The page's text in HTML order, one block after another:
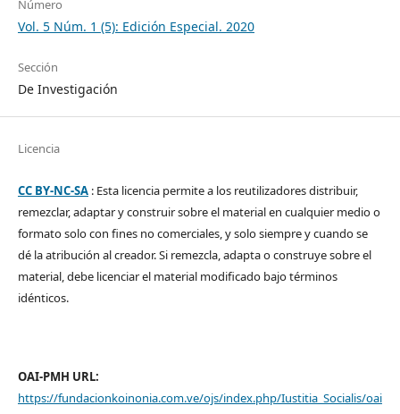
Número
Vol. 5 Núm. 1 (5): Edición Especial. 2020
Sección
De Investigación
Licencia
CC BY-NC-SA: Esta licencia permite a los reutilizadores distribuir,
remezclar, adaptar y construir sobre el material en cualquier medio o
formato solo con fines no comerciales, y solo siempre y cuando se
dé la atribución al creador. Si remezcla, adapta o construye sobre el
material, debe licenciar el material modificado bajo términos
idénticos.
OAI-PMH URL:
https://fundacionkoinonia.com.ve/ojs/index.php/Iustitia_Socialis/oai